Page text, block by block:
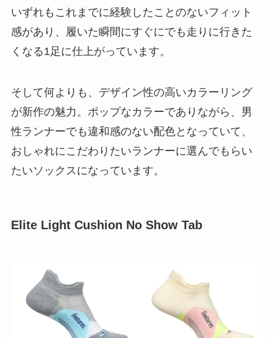
いずれもこれまでに経験したことのないフィット
感があり、履いた瞬間にすぐにでも走りに行きた
くなる1足に仕上がっています。
そして何よりも、デザイン性の高いカラーリング
が新作の魅力。ポップなカラーでありながら、男
性ランナーでも違和感のない配色となっていて、
おしゃれにこだわりたいランナーに選んでもらい
たいソックスになっています。
Elite Light Cushion No Show Tab